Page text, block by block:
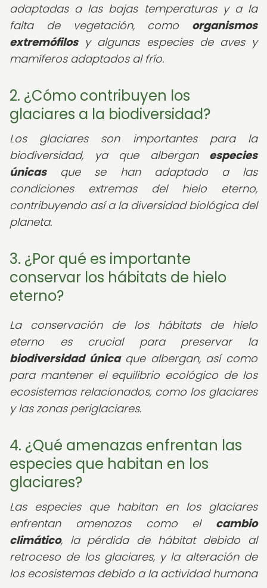
adaptadas a las bajas temperaturas y a la
falta de vegetación, como organismos
extremófilosy algunas especies de aves y
mamíferos adaptados al frío.
2. ¿Cómo contribuyen los
glaciares a la biodiversidad?
Los glaciares son importantes para la
biodiversidad, ya que albergan especies
únicasque se han adaptado a las
condiciones extremas del hielo eterno,
contribuyendo así a la diversidad biológica del
planeta.
3. ¿Por qué es importante
conservar los hábitats de hielo
eterno?
La conservación de los hábitats de hielo
eterno es crucial para preservar la
biodiversidad únicaque albergan, así como
para mantener el equilibrio ecológico de los
ecosistemas relacionados, como los glaciares
y las zonas periglaciares.
4. ¿Qué amenazas enfrentan las
especies que habitan en los
glaciares?
Las especies que habitan en los glaciares
enfrentan amenazas como el cambio
climático, la pérdida de hábitat debido al
retroceso de los glaciares, y la alteración de
los ecosistemas debido a la actividad humana